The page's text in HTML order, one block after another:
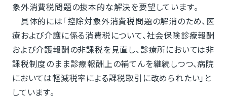
象外消費税問題の抜本的な解決を要望しています。
具体的には「控除対象外消費税問題の解消のため、医
療および介護に係る消費税について、社会保険診療報酬
および介護報酬の非課税を見直し、診療所においては非
課税制度のまま診療報酬上の補てんを継続しつつ、病院
においては軽減税率による課税取引に改められたい」と
しています。